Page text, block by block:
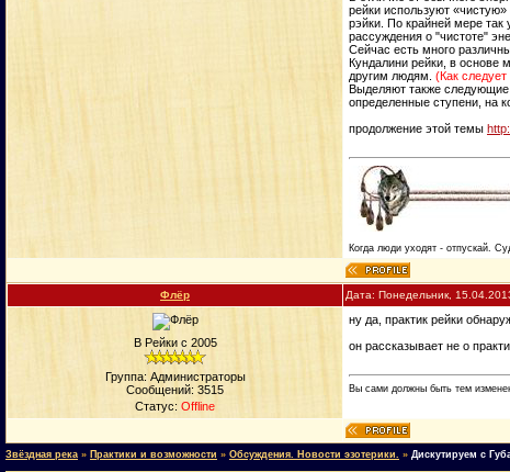
рейки используют
рэйки. По крайней мере
рассуждения о "чистоте"
Сейчас есть много
Кундалини рейки, в основе
другим людям. (Как
Выделяют также следующие
определенные ступени, на
продолжение этой темы
Когда люди уходят - отпускай.
Флёр Дата: Понедельник,
В Рейки с 2005
Группа: Администраторы
Сообщений: 3515
Статус: Offline
ну да, практик рейки
он рассказывает не о
Вы сами должны быть тем
Звёздная река » Практики и возможности » Обсуждения. Новости эзотерики. » Дискутируем с